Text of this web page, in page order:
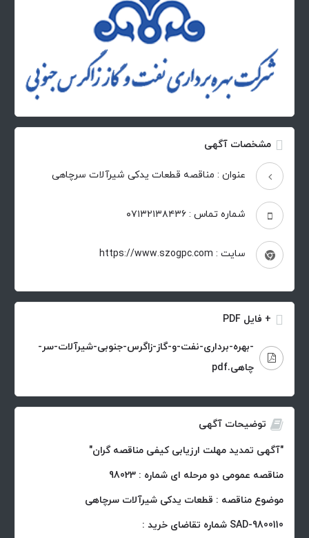
مشخصات آگهی
عنوان : مناقصه قطعات یدکی شیرآلات سرچاهی
شماره تماس : ۰۷۱۳۲۱۳۸۴۳۶
سایت : https://www.szogpc.com
+ فایل PDF
-بهره-برداری-نفت-و-گاز-زاگرس-جنوبی-شیرآلات-سر-
چاهی.pdf
توضیحات آگهی
"آگهی تمدید مهلت ارزیابی کیفی مناقصه گران"
مناقصه عمومی دو مرحله ای شماره : 98023
موضوع مناقصه : قطعات یدکی شیرآلات سرچاهی
SAD-9800110 شماره تقاضای خرید :